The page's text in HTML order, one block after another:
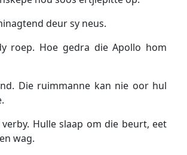
deur sy neus.
roep. Hoe gedra die Apollo hom
Die ruimmanne kan nie oor hul
Hulle slaap om die beurt, eet
wag.